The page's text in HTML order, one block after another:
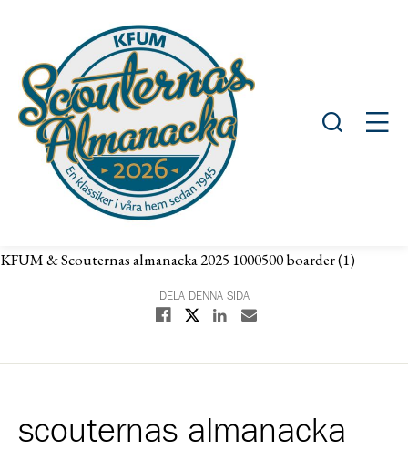
Öppna
KFUM & Scouternas almanacka 2025 1000500 boarder (1)
DELA DENNA SIDA
Dela på Facebook
Dela på XDela på Linkedin
Dela med E-post
scouternas almanacka